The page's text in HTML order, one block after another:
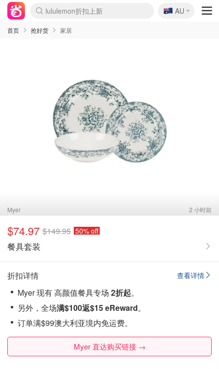
lululemon折扣上新
Sasa美妆护肤3.5折
SSENSE年中3折
FreshBeauty好价汇总
Cettire降价+叠9折
WWS Coles超市实拍
viagogo二手票捡漏
Myer超级周末1折
The Outnet奢牌1折起
David Jones 3折起
Flannels大牌1折
Perfumes Club护肤1折
AMIRO返校季6.2折
Amazon折扣汇总
eToro入金$200送$50
Amazon数码好物
ICONIC本周7.5折
ThedoubleF高奢地板价
Moose Knuckles 6折
丝芙兰5折起
EUFY官网3.7折起
Selenichast首饰2折
Trip机票酒店促销
YSL送5件彩妆礼
Amazon家居好物
Amazon美妆护肤
雅漾大喷$8
过敏原检测盒$33
伊索独家赠50ml沐浴露
科颜氏清仓3折
SEALIFE海洋馆门票6折
丝塔芙大白罐$16
订阅Newsletter送香薰
Cult Beauty 6.8折
Harrods圣诞日历2.3折
LN-CC奢牌私促3折
d'Alba空姐喷雾$16
EVE LOM套装逆天2折
Bernardelli独家4折
Adore Beauty 6折起
CT圣诞日历
Mytheresa奢品2.7折
Luxury Escapes 9折
Currentbody美容仪9折
MOON Garden Live
ALLSAINTS美衣3折
Roborock扫地机3.7折
Tingo Life水杯$24
Valentino官网5折
CR洗发护发6.3折
修丽可套装7.4折
Myer彩妆2件7折
GANNI官网4.5折
Stylevana韩妆4折
Tessabit高奢8.5折
OGX洗护4折
Amazon阿德莱德次日达
卡诗8.5折+赠礼
Philips Hue灯具8折
🇦🇺
AU
首页 抢好货 家居
Myer 2 小时前
$74.97 $149.95 50% off
餐具套装
查看详情
折扣详情
Myer 现有 高颜值餐具专场 2折起。
另外，全场满$100返$15 eReward。
订单满$99澳大利亚境内免运费。
Myer 直达购买链接 →